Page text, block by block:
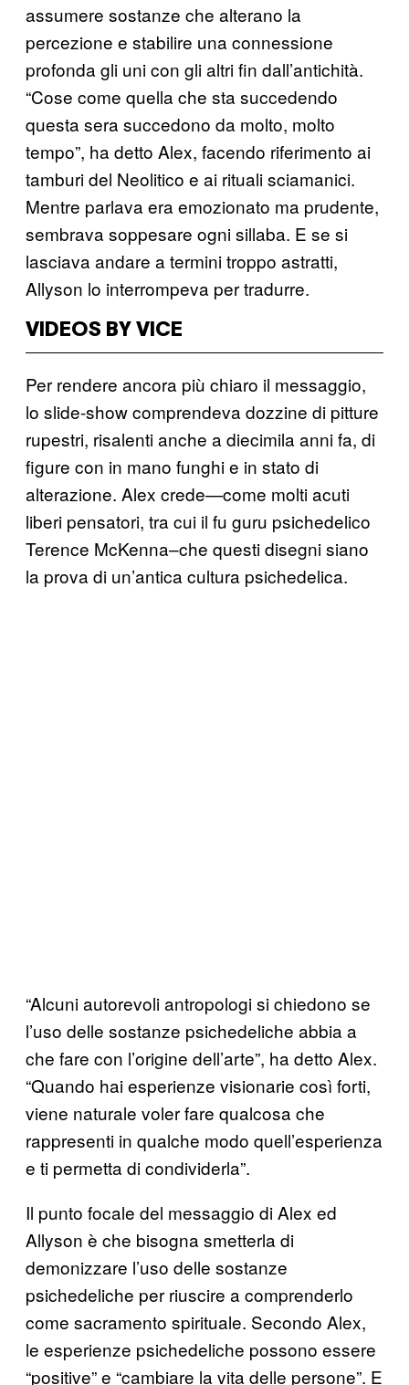
assumere sostanze che alterano la
percezione e stabilire una connessione
profonda gli uni con gli altri fin dall’antichità.
“Cose come quella che sta succedendo
questa sera succedono da molto, molto
tempo”, ha detto Alex, facendo riferimento ai
tamburi del Neolitico e ai rituali sciamanici.
Mentre parlava era emozionato ma prudente,
sembrava soppesare ogni sillaba. E se si
lasciava andare a termini troppo astratti,
Allyson lo interrompeva per tradurre.
VIDEOS BY VICE
Per rendere ancora più chiaro il messaggio,
lo slide-show comprendeva dozzine di pitture
rupestri, risalenti anche a diecimila anni fa, di
figure con in mano funghi e in stato di
alterazione. Alex crede—come molti acuti
liberi pensatori, tra cui il fu guru psichedelico
Terence McKenna–che questi disegni siano
la prova di un’antica cultura psichedelica.
“Alcuni autorevoli antropologi si chiedono se
l’uso delle sostanze psichedeliche abbia a
che fare con l’origine dell’arte”, ha detto Alex.
“Quando hai esperienze visionarie così forti,
viene naturale voler fare qualcosa che
rappresenti in qualche modo quell’esperienza
e ti permetta di condividerla”.
Il punto focale del messaggio di Alex ed
Allyson è che bisogna smetterla di
demonizzare l’uso delle sostanze
psichedeliche per riuscire a comprenderlo
come sacramento spirituale. Secondo Alex,
le esperienze psichedeliche possono essere
“positive” e “cambiare la vita delle persone”. E